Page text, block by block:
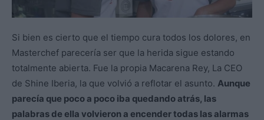
Si bien es cierto que el tiempo cura todos los dolores, en
Masterchef parecería ser que la herida sigue estando
totalmente abierta. Fue la propia Macarena Rey, La CEO
de Shine Iberia, la que volvió a reflotar el asunto. Aunque
parecía que poco a poco iba quedando atrás, las
palabras de ella volvieron a encender todas las alarmas